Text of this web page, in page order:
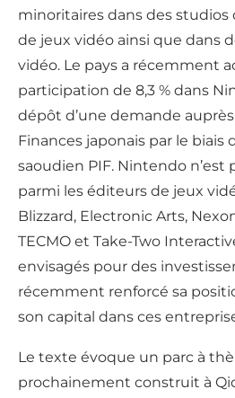
minoritaires dans des
de jeux vidéo ainsi que dans
vidéo. Le pays a récemment
participation de 8,3 % dans
dépôt d’une demande
Finances japonais par le biais
saoudien PIF. Nintendo n’est
parmi les éditeurs de jeux
Blizzard, Electronic Arts,
TECMO et Take-Two
envisagés pour des
récemment renforcé sa
son capital dans ces
Le texte évoque un parc à
prochainement construit à